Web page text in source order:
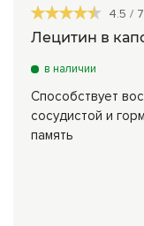
4.5 /
Лецитин в
в наличии
Способствует
сосудистой и
память